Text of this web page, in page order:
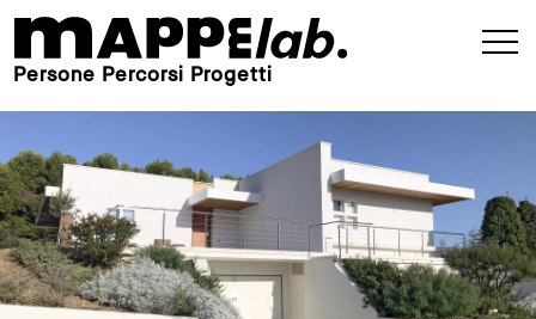
Persone Percorsi Progetti